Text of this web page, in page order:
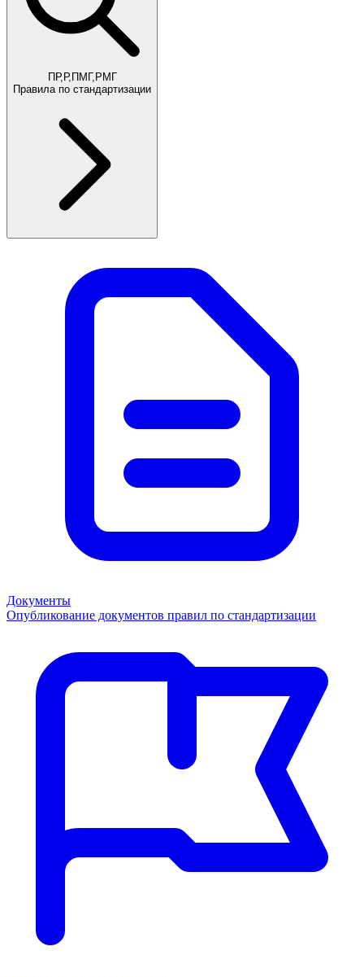
ПР,Р,ПМГ,РМГ
Правила по стандартизации
Документы
Опубликование документов правил по стандартизации